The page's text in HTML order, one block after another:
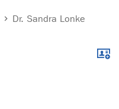
Dr. Sandra Lonke